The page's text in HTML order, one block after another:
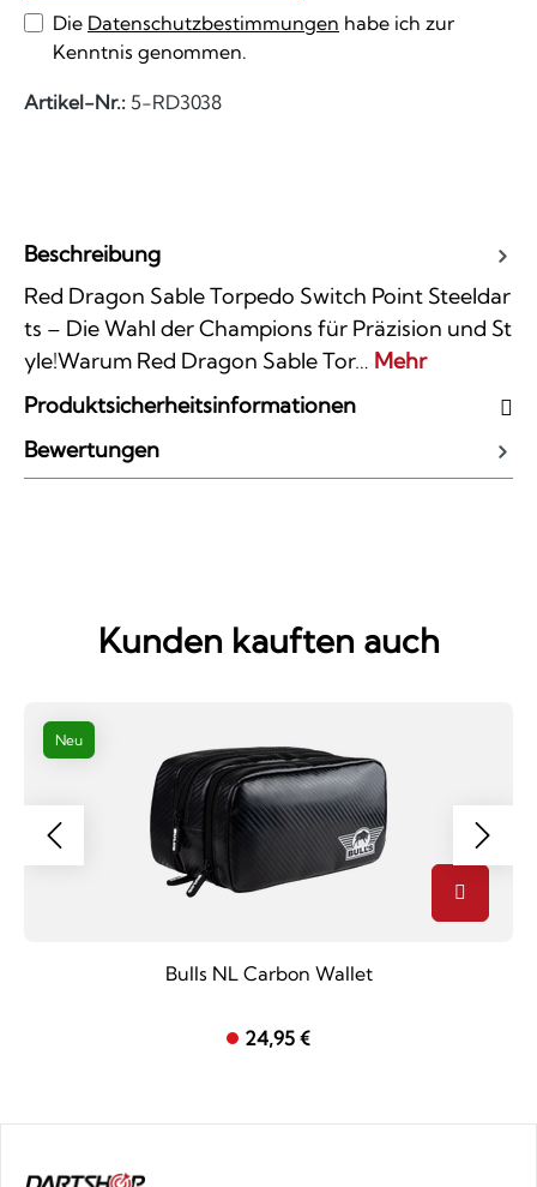
Die Datenschutzbestimmungen habe ich zur
Kenntnis genommen.
Artikel-Nr.: 5-RD3038
Beschreibung
Red Dragon Sable Torpedo Switch Point Steeldar
ts – Die Wahl der Champions für Präzision und St
yle!Warum Red Dragon Sable Tor… Mehr
Produktsicherheitsinformationen
Bewertungen
Kunden kauften auch
Neu
Bulls NL Carbon Wallet
24,95 €